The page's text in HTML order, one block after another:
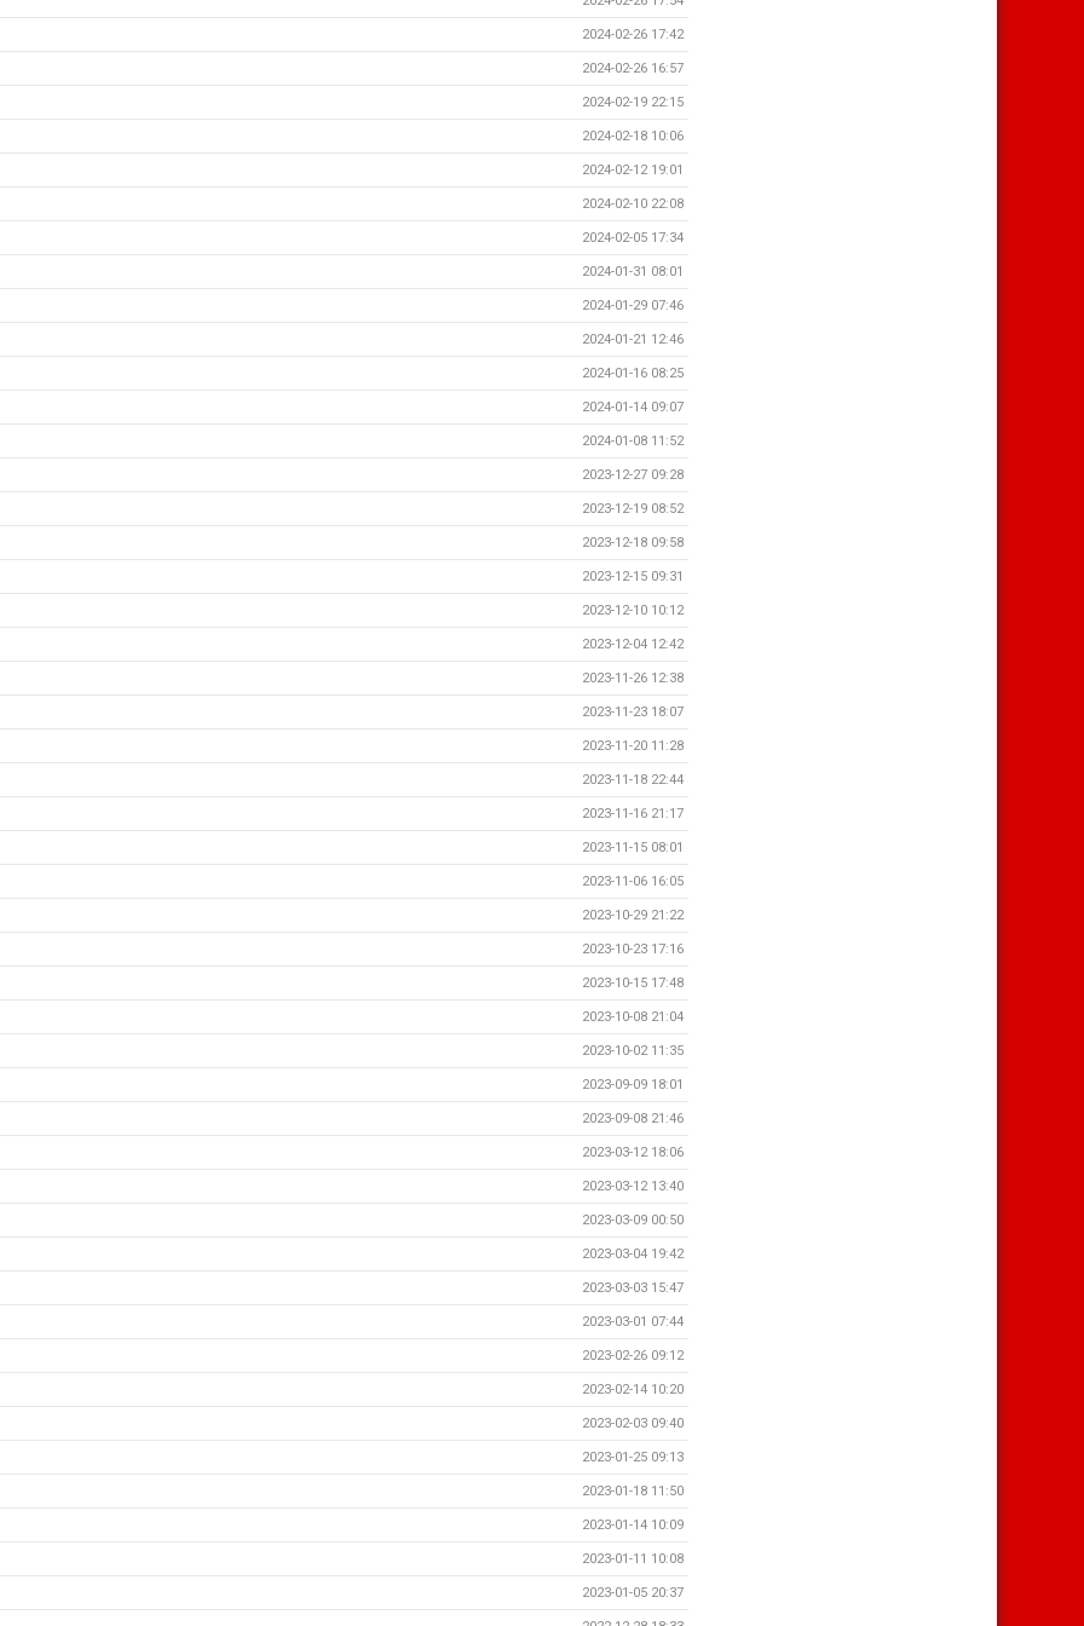
2024-02-26 17:42
2024-02-26 16:57
2024-02-19 22:15
2024-02-18 10:06
2024-02-12 19:01
2024-02-10 22:08
2024-02-05 17:34
2024-01-31 08:01
2024-01-29 07:46
2024-01-21 12:46
2024-01-16 08:25
2024-01-14 09:07
2024-01-08 11:52
2023-12-27 09:28
2023-12-19 08:52
2023-12-18 09:58
2023-12-15 09:31
2023-12-10 10:12
2023-12-04 12:42
2023-11-26 12:38
2023-11-23 18:07
2023-11-20 11:28
2023-11-18 22:44
2023-11-16 21:17
2023-11-15 08:01
2023-11-06 16:05
2023-10-29 21:22
2023-10-23 17:16
2023-10-15 17:48
2023-10-08 21:04
2023-10-02 11:35
2023-09-09 18:01
2023-09-08 21:46
2023-03-12 18:06
2023-03-12 13:40
2023-03-09 00:50
2023-03-04 19:42
2023-03-03 15:47
2023-03-01 07:44
2023-02-26 09:12
2023-02-14 10:20
2023-02-03 09:40
2023-01-25 09:13
2023-01-18 11:50
2023-01-14 10:09
2023-01-11 10:08
2023-01-05 20:37